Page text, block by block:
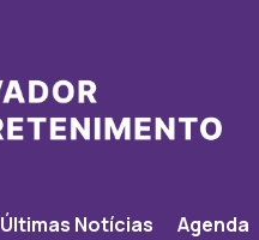
Últimas Notícias Agenda